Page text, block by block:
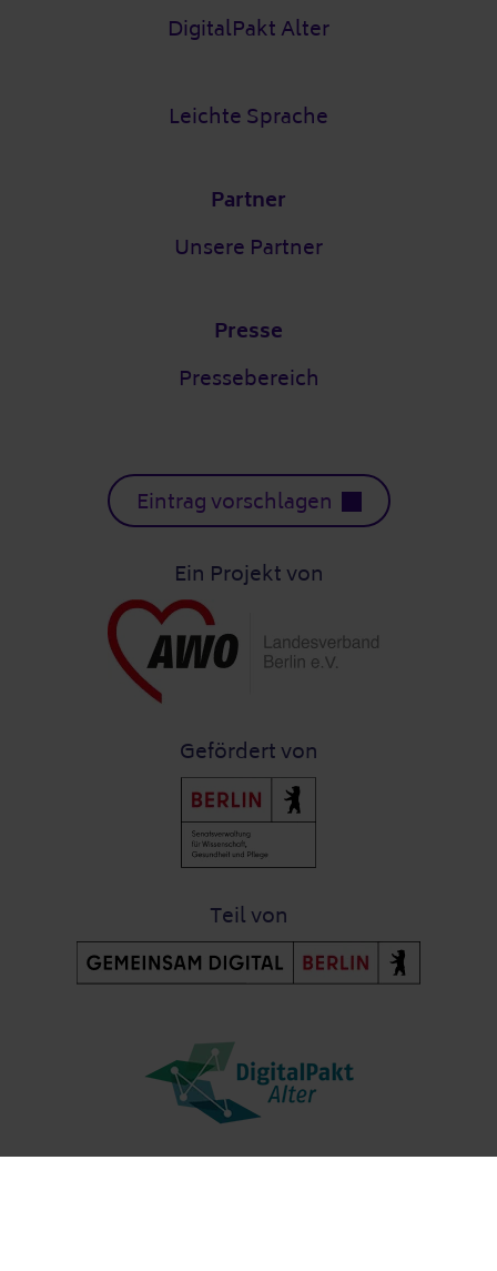
DigitalPakt Alter
Leichte Sprache
Partner
Unsere Partner
Presse
Pressebereich
Eintrag vorschlagen
Ein Projekt von
Gefördert von
Teil von